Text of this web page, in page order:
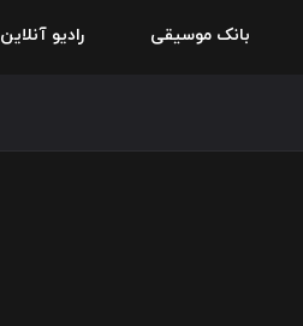
بانک موسیقی رادیو آنلاین